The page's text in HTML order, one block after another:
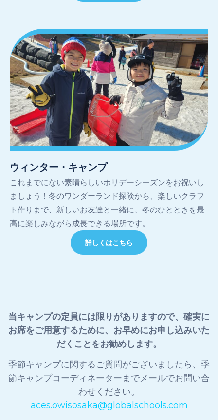
ウィンター・キャンプ
これまでにない素晴らしいホリデーシーズンをお祝いし
ましょう！冬のワンダーランド探険から、楽しいクラフ
ト作りまで、新しいお友達と一緒に、冬のひとときを最
高に楽しみながら成長できる場所です。
詳しくはこちら
当キャンプの定員には限りがありますので、確実に
お席をご用意するために、お早めにお申し込みいた
だくことをお勧めします。
季節キャンプに関するご質問がございましたら、季
節キャンプコーディネーターまでメールでお問い合
わせください。
aces.owisosaka@globalschools.com